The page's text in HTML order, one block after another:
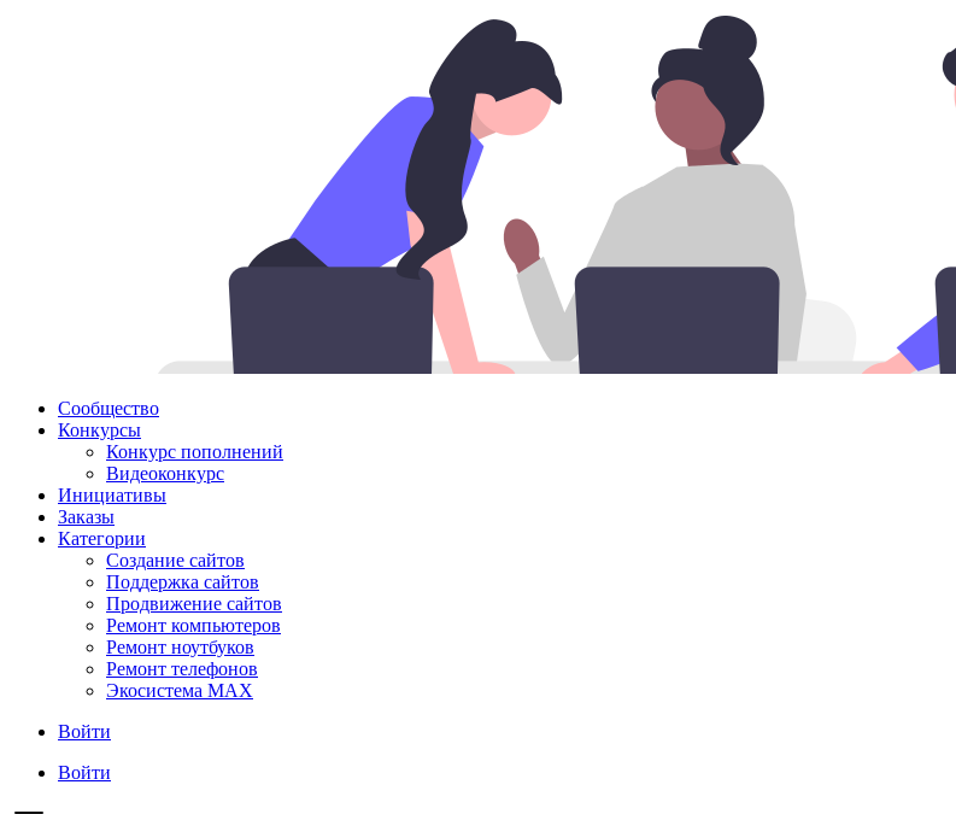
Сообщество
Конкурсы
Конкурс пополнений
Видеоконкурс
Инициативы
Заказы
Категории
Создание сайтов
Поддержка сайтов
Продвижение сайтов
Ремонт компьютеров
Ремонт ноутбуков
Ремонт телефонов
Экосистема MAX
Войти
Войти